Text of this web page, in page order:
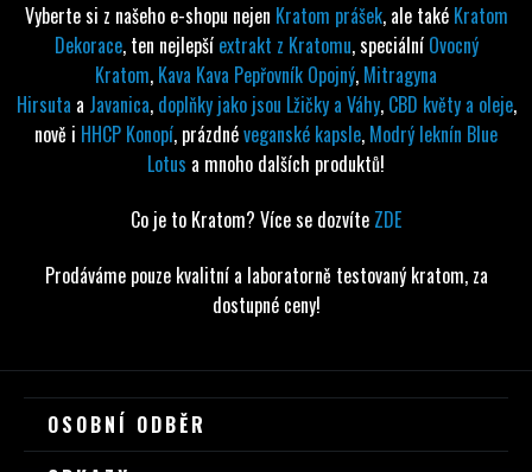
Vyberte si z našeho e-shopu nejen Kratom prášek, ale také Kratom
Dekorace, ten nejlepší extrakt z Kratomu, speciální Ovocný
Kratom, Kava Kava Pepřovník Opojný, Mitragyna
Hirsuta a Javanica, doplňky jako jsou Lžičky a Váhy, CBD květy a oleje,
nově i HHCP Konopí, prázdnéveganské kapsle, Modrý leknín Blue
Lotus a mnoho dalších produktů!
Co je to Kratom? Více se dozvíte ZDE
Prodáváme pouze kvalitní a laboratorně testovaný kratom, za
dostupné ceny!
OSOBNÍ ODBĚR